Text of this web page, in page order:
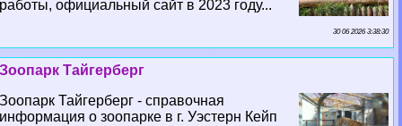
работы, официальный сайт в 2023 году...
30 06 2026 3:38:30
Зоопарк Тайгерберг
Зоопарк Тайгерберг - справочная
информация о зоопарке в г. Уэстерн Кейп